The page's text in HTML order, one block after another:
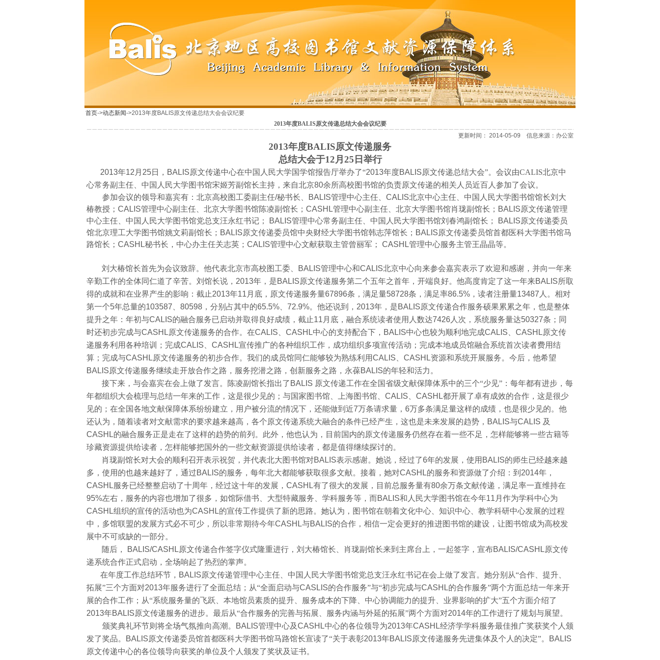
首页->动态新闻->2013年度BALIS原文传递总结大会会议纪要
2013年度BALIS原文传递总结大会会议纪要
更新时间： 2014-05-09 信息来源：办公室
2013年度BALIS原文传递服务
总结大会于12月 25 日举行
2013年12 月 25日 ， BALIS原文传递中心在中国人民大学国学馆报告厅举办了“2013年度BALIS原文传递总结大会”。会议由CALIS北京中
心常务副主任、 中国人民大学图书馆宋姬芳副馆长主持，来自北京80余所高校图书馆的负责原文传递的相关人员近百人参加了会议。
参加会议的领导和嘉宾有：北京高校图工委副主任/秘书长、 BALIS管理中心主任、 CALIS北京中心主任、中国人民大学图书馆馆长刘大
椿教授； CALIS管理中心副主任、北京大学图书馆陈凌副馆长； CASHL管理中心副主任、北京大学图书馆肖珑副馆长； BALIS原文传递管理
中心主任、中国人民大学图书馆党总支汪永红书记；
BALIS管理中心常务副主任、 中国人民大学图书馆刘春鸿副馆长 ； BALIS原文传递委员
馆北京理工大学图书馆姚文莉副馆长； BALIS原文传递委员馆中央财经大学图书馆韩志萍馆长； BALIS原文传递委员馆首都医科大学图书馆马
路馆长； CASHL秘书长，中心办主任关志英； CALIS管理中心文献获取主管曾丽军； CASHL管理中心服务主管王晶晶等。
刘大椿馆长首先为会议致辞。他代表北京市高校图工委、 BALIS管理中心和CALIS北京中心向来参会嘉宾表示了欢迎和感谢，并向一年来
辛勤工作的全体同仁道了辛苦。刘馆长说， 2013年，是BALIS原文传递服务第二个五年之首年，开端良好。他高度肯定了这一年来BALIS所取
得的成就和在业界产生的影响：截止2013年11 月底，原文传递服务量67896条，满足量58728条，满足率86.5% ，读者注册量13487 人。相对
第一个5年总量的103587 80598 ，分别占其中的65.5% 72.9%。他还说到， 2013年，是BALIS原文传递合作服务硕果累累之年，也是整体
提升之年：年初与CALIS的融合服务已启动并取得良好成绩，截止11 月底，融合系统读者使用人数达7426 人次，系统服务量达50327条；同
时还初步完成与CASHL原文传递服务的合作。在CALIS CASHL中心的支持配合下， BALIS中心也较为顺利地完成CALIS CASHL原文传
递服务利用各种培训；完成CALIS CASHL宣传推广的各种组织工作，成功组织多项宣传活动；完成本地成员馆融合系统首次读者费用结
算；完成与CASHL原文传递服务的初步合作。我们的成员馆同仁能够较为熟练利用CALIS CASHL资源和系统开展服务。今后，他希望
BALIS原文传递服务继续走开放合作之路，服务挖潜之路，创新服务之路，永葆BALIS的年轻和活力。
接下来，与会嘉宾在会上做了发言。陈凌副馆长指出了 BALIS 原文传递工作在全国省级文献保障体系中的三个“少见”：每年都有进步，每
年都组织大会梳理与总结一年来的工作，这是很少见的；与国家图书馆、上海图书馆、 CALIS CASHL都开展了卓有成效的合作，这是很少
见的；在全国各地文献保障体系纷纷建立，用户被分流的情况下，还能做到近7万条请求量， 6万多条满足量这样的成绩，也是很少见的。他
还认为，随着读者对文献需求的要求越来越高，各个原文传递系统大融合的条件已经产生，这也是未来发展的趋势， BALIS与CALIS 及
CASHL的融合服务正是走在了这样的趋势的前列。此外，他也认为，目前国内的原文传递服务仍然存在着一些不足，怎样能够将一些古籍等
珍藏资源提供给读者，怎样能够把国外的一些文献资源提供给读者，都是值得继续探讨的。
肖珑副馆长对大会的顺利召开表示祝贺，并代表北大图书馆对BALIS表示感谢。她说，经过了6年的发展，使用 BALIS的师生已经越来越
多，使用的也越来越好了，通过BALIS的服务，每年北大都能够获取很多文献。接着，她对CASHL的服务和资源做了介绍：到 2014年，
CASHL服务已经整整启动了十周年，经过这十年的发展， CASHL有了很大的发展，目前总服务量有80余万条文献传递，满足率一直维持在
95%左右，服务的内容也增加了很多，如馆际借书、大型特藏服务、学科服务等，而BALIS和人民大学图书馆在今年11 月作为学科中心为
CASHL组织的宣传的活动也为CASHL的宣传工作提供了新的思路。她认为，图书馆在朝着文化中心、知识中心、教学科研中心发展的过程
中，多馆联盟的发展方式必不可少，所以非常期待今年CASHL与BALIS的合作，相信一定会更好的推进图书馆的建设，让图书馆成为高校发
展中不可或缺的一部分。
随后，
BALIS/CASHL原文传递合作签字仪式隆重进行，刘大椿馆长、肖珑副馆长来到主席台上，一起签字，宣布BALIS/CASHL原文传
递系统合作正式启动，全场响起了热烈的掌声。
在年度工作总结环节， BALIS原文传递管理中心主任、中国人民大学图书馆党总支汪永红书记在会上做了发言。她分别从“合作、提升、
拓展”三个方面对2013年服务进行了全面总结；从“全面启动与CASLIS的合作服务”与“初步完成与CASHL的合作服务”两个方面总结一年来开
展的合作工作；从“系统服务量的飞跃、本地馆员素质的提升、服务成本的下降、中心协调能力的提升、业界影响的扩大”五个方面介绍了
2013年BALIS原文传递服务的进步。最后从“合作服务的完善与拓展、服务内涵与外延的拓展”两个方面对2014年的工作进行了规划与展望。
颁奖典礼环节则将全场气氛推向高潮。
BALIS管理中心及CASHL中心的各位领导为2013年CASHL经济学学科服务最佳推广奖获奖个人颁
发了奖品。
BALIS原文传递委员馆首都医科大学图书馆马路馆长宣读了“关于表彰2013年BALIS原文传递服务先进集体及个人的决定”。
BALIS
原文传递中心的各位领导向获奖的单位及个人颁发了奖状及证书。